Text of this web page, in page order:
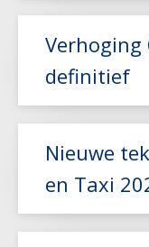
Verhoging
definitief
Nieuwe
en Taxi